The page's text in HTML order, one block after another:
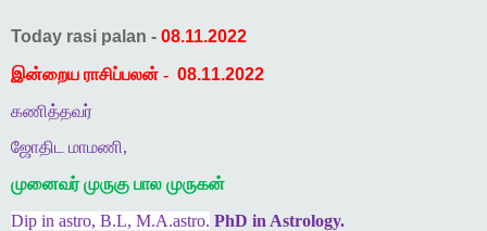
Today rasi palan - 08.11.2022
இன்றைய ராசிப்பலன் - 08.11.2022
கணித்தவர்
ஜோதிட மாமணி,
முனைவர் முருகு பால முருகன்
Dip in astro, B.L, M.A.astro. PhD in Astrology.